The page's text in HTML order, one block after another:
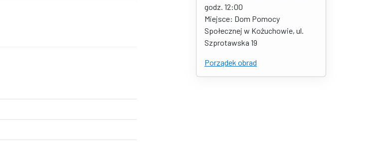
godz. 12:00
Miejsce: Dom Pomocy
Społecznej w Kożuchowie, ul.
Szprotawska 19
Porządek obrad